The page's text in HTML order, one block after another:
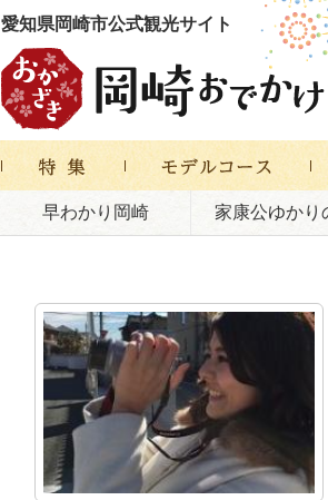
愛知県岡崎市公式観光サイト
早わかり岡崎 家康公ゆかり